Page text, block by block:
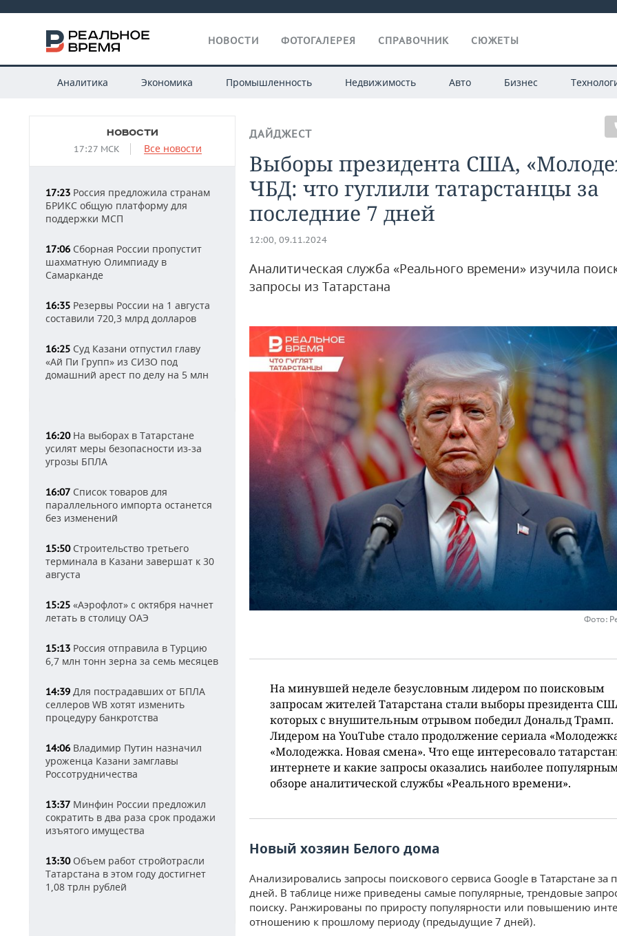
НОВОСТИ ФОТОГАЛЕРЕЯ СПРАВОЧНИК СЮЖЕТЫ
Аналитика Экономика Промышленность Недвижимость Авто Бизнес
НОВОСТИ
17:27 МСК Все новости
17:23 Россия предложила странам
БРИКС общую платформу для
поддержки МСП
17:06 Сборная России пропустит
шахматную Олимпиаду в
Самарканде
16:35 Резервы России на 1 августа
составили 720,3 млрд долларов
16:25 Суд Казани отпустил главу
«Ай Пи Групп» из СИЗО под
домашний арест по делу на 5 млн
16:20На выборах в Татарстане
усилят меры безопасности из-за
угрозы БПЛА
16:07 Список товаров для
параллельного импорта останется
без изменений
15:50Строительство третьего
терминала в Казани завершат к 30
августа
15:25 «Аэрофлот» с октября начнет
летать в столицу ОАЭ
15:13 Россия отправила в Турцию
6,7 млн тонн зерна за семь месяцев
14:39 Для пострадавших от БПЛА
селлеров WB хотят изменить
процедуру банкротства
14:06 Владимир Путин назначил
уроженца Казани замглавы
Россотрудничества
13:37 Минфин России предложил
сократить в два раза срок продажи
изъятого имущества
13:30Объем работ стройотрасли
Татарстана в этом году достигнет
1,08 трлн рублей
ДАЙДЖЕСТ
Выборы президента США,
ЧБД: что гуглили татарстанцы за
последние 7 дней
12:00, 09.11.2024
Аналитическая служба «Реального времени» изучила
запросы из Татарстана
Фото:
На минувшей неделе безусловным лидером по поисковым
запросам жителей Татарстана стали выборы президента
которых с внушительным отрывом победил Дональд Трамп.
Лидером на YouTube стало продолжение сериала
«Молодежка. Новая смена». Что еще интересовало
интернете и какие запросы оказались наиболее
обзоре аналитической службы «Реального времени».
Новый хозяин Белого дома
Анализировались запросы поискового сервиса Google в Татарстане за
дней. В таблице ниже приведены самые популярные, трендовые
поиску. Ранжированы по приросту популярности или повышению
отношению к прошлому периоду (предыдущие 7 дней).